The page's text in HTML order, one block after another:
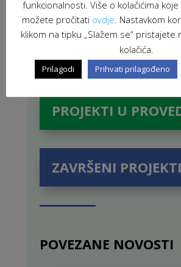
PROJEKTI U
ZAVRŠENI PROJEKTI
POVEZANE NOVOSTI
funkcionalnosti. Više o kolačićima
možete pročitati ovdje. Nastavkom
klikom na tipku „Slažem se“
kolačića.
Prilagodi Prihvati prilagođeno